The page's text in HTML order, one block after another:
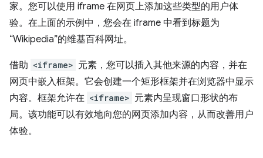
家。您可以使用 iframe 在网页上添加这些类型的用户体
验。在上面的示例中，您会在 iframe 中看到标题为
“Wikipedia”的维基百科网址。
借助 <iframe> 元素，您可以插入其他来源的内容，并在
网页中嵌入框架。它会创建一个矩形框架并在浏览器中显示
内容。框架允许在 <iframe> 元素内呈现窗口形状的布
局。该功能可以有效地向您的网页添加内容，从而改善用户
体验。